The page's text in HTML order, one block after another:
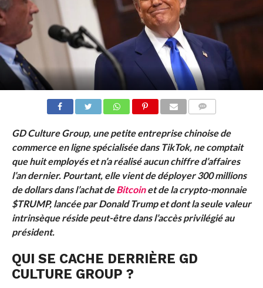
GD Culture Group, une petite entreprise chinoise de
commerce en ligne spécialisée dans TikTok, ne comptait
que huit employés et n’a réalisé aucun chiffre d’affaires
l’an dernier. Pourtant, elle vient de déployer 300 millions
de dollars dans l’achat deBitcoinet de la crypto-monnaie
$TRUMP, lancée par Donald Trump et dont la seule valeur
intrinsèque réside peut-être dans l’accès privilégié au
président.
QUI SE CACHE DERRIÈRE GD
CULTURE GROUP ?